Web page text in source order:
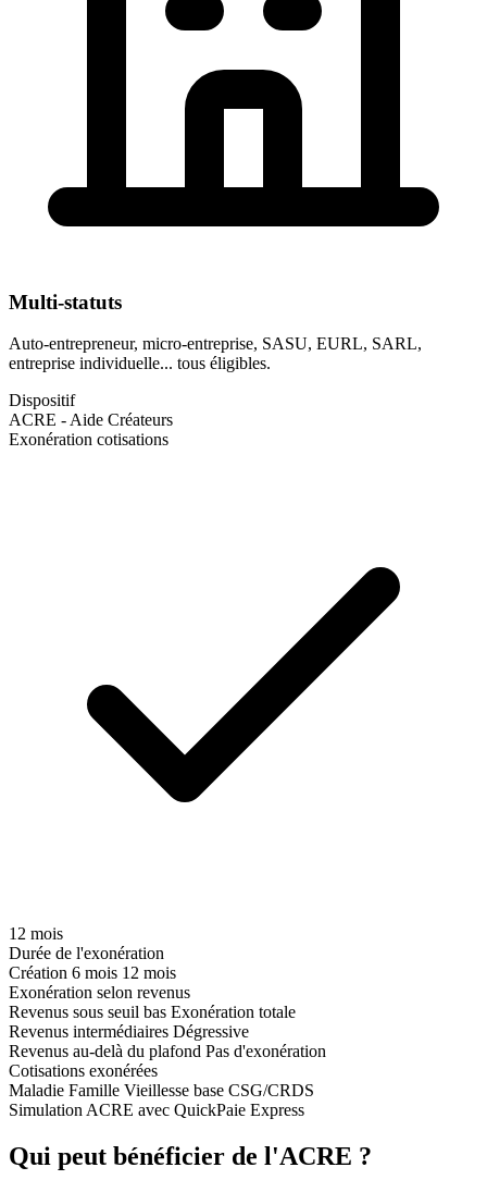
Multi-statuts
Auto-entrepreneur, micro-entreprise, SASU, EURL, SARL,
entreprise individuelle... tous éligibles.
Dispositif
ACRE - Aide Créateurs
Exonération cotisations
12 mois
Durée de l'exonération
Création 6 mois 12 mois
Exonération selon revenus
Revenus sous seuil bas Exonération totale
Revenus intermédiaires Dégressive
Revenus au-delà du plafond Pas d'exonération
Cotisations exonérées
Maladie Famille Vieillesse base CSG/CRDS
Simulation ACRE avec QuickPaie Express
Qui peut bénéficier de l'ACRE ?